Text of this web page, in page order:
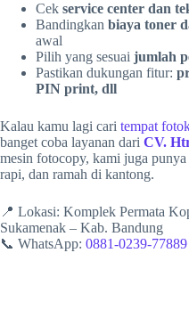
Cek service center dan
Bandingkan biaya toner
awal
Pilih yang sesuai jumlah
Pastikan dukungan fitur:
PIN print, dll
Kalau kamu lagi cari tempat
banget coba layanan dari CV.
mesin fotocopy, kami juga
rapi, dan ramah di kantong.
📍 Lokasi: Komplek Permata
Sukamenak – Kab. Bandung
📞 WhatsApp: 0881-0239-77889